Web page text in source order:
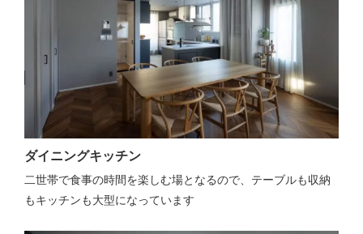
ダイニングキッチン
二世帯で食事の時間を楽しむ場となるので、テーブルも収納
もキッチンも大型になっています